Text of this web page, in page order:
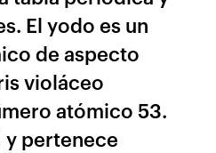
El yodo es un
de aspecto
violáceo
atómico 53.
y pertenece